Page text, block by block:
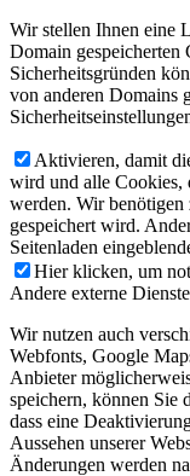
Wir stellen Ihnen eine
Domain
Sicherheitsgründen
von anderen Domains
Aktivieren, damit
wird und alle Cookies,
werden. Wir
gespeichert wird.
Seitenladen
Hier klicken, um
Andere externe Dienste
Wir nutzen auch
Webfonts, Google
Anbieter
speichern, können Sie
dass eine
Aussehen unserer
Änderungen werden